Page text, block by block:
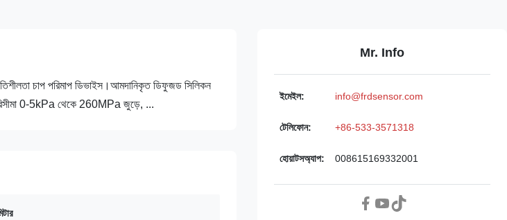
চাপ পরিমাপ ডিভাইস।আমদানিকৃত ডিফুজড সিলিকন
0-5kPa থেকে 260MPa জুড়ে, ...
Mr. Info
ইমেইল: info@frdsensor.com
টেলিফোন: +86-533-3571318
হোয়াটসঅ্যাপ: 008615169332001